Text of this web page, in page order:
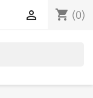
shopping_cart (0)
